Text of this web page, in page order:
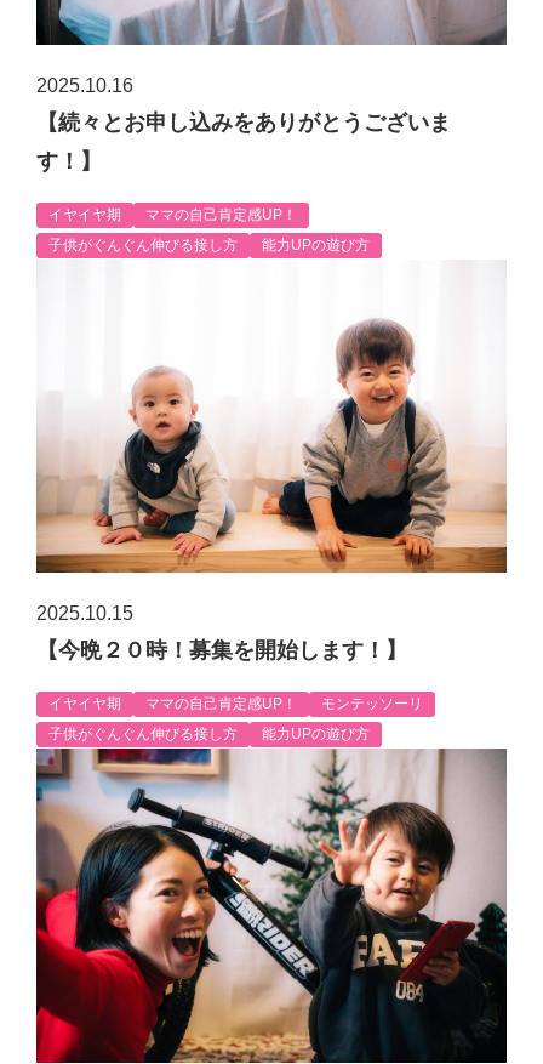
2025.10.16
【続々とお申し込みをありがとうございま
す！】
イヤイヤ期
ママの自己肯定感UP！
子供がぐんぐん伸びる接し方
能力UPの遊び方
2025.10.15
【今晩２０時！募集を開始します！】
イヤイヤ期 ママの自己肯定感UP！
モンテッソーリ
子供がぐんぐん伸びる接し方
能力UPの遊び方